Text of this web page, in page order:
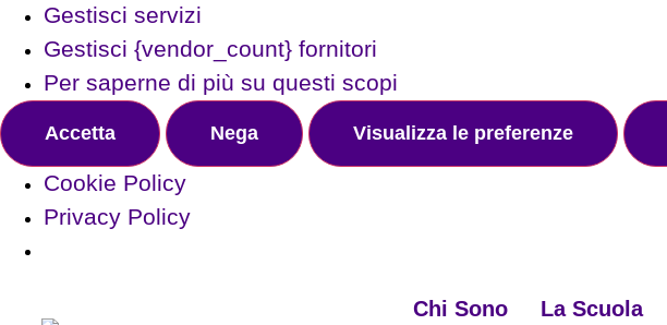
Gestisci servizi
Gestisci {vendor_count} fornitori
Per saperne di più su questi scopi
Accetta Nega Visualizza le preferenze
Cookie Policy
Privacy Policy
Chi Sono La Scuola